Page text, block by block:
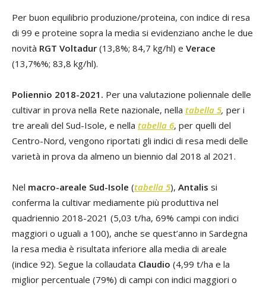
Per buon equilibrio produzione/proteina, con indice di resa
di 99 e proteine sopra la media si evidenziano anche le due
novità RGT Voltadur (13,8%; 84,7 kg/hl) e Verace
(13,7%%; 83,8 kg/hl).
Poliennio 2018-2021. Per una valutazione poliennale delle
cultivar in prova nella Rete nazionale, nella tabella 5, per i
tre areali del Sud-Isole, e nella tabella 6, per quelli del
Centro-Nord, vengono riportati gli indici di resa medi delle
varietà in prova da almeno un biennio dal 2018 al 2021.
Nel macro-areale Sud-Isole (tabella 5), Antalis si
conferma la cultivar mediamente più produttiva nel
quadriennio 2018-2021 (5,03 t/ha, 69% campi con indici
maggiori o uguali a 100), anche se quest’anno in Sardegna
la resa media è risultata inferiore alla media di areale
(indice 92). Segue la collaudata Claudio (4,99 t/ha e la
miglior percentuale (79%) di campi con indici maggiori o